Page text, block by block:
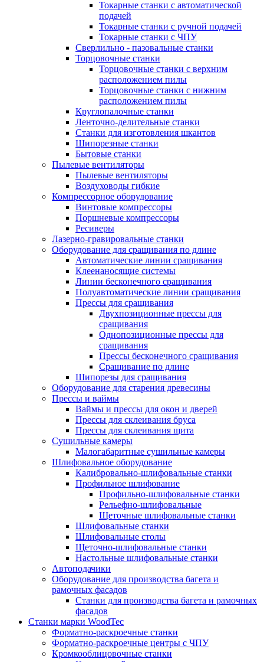
Токарные станки с автоматической
подачей
Токарные станки с ручной подачей
Токарные станки с ЧПУ
Сверлильно - пазовальные станки
Торцовочные станки
Торцовочные станки с верхним
расположением пилы
Торцовочные станки с нижним
расположением пилы
Круглопалочные станки
Ленточно-делительные станки
Станки для изготовления шкантов
Шипорезные станки
Бытовые станки
Пылевые вентиляторы
Пылевые вентиляторы
Воздуховоды гибкие
Компрессорное оборудование
Винтовые компрессоры
Поршневые компрессоры
Ресиверы
Лазерно-гравировальные станки
Оборудование для сращивания по длине
Автоматические линии сращивания
Клеенаносящие системы
Линии бесконечного сращивания
Полуавтоматические линии сращивания
Прессы для сращивания
Двухпозиционные прессы для
сращивания
Однопозиционные прессы для
сращивания
Прессы бесконечного сращивания
Сращивание по длине
Шипорезы для сращивания
Оборудование для старения древесины
Прессы и ваймы
Ваймы и прессы для окон и дверей
Прессы для склеивания бруса
Прессы для склеивания щита
Сушильные камеры
Малогабаритные сушильные камеры
Шлифовальное оборудование
Калибровально-шлифовальные станки
Профильное шлифование
Профильно-шлифовальные станки
Рельефно-шлифовальные
Щеточные шлифовальные станки
Шлифовальные станки
Шлифовальные столы
Щеточно-шлифовальные станки
Настольные шлифовальные станки
Автоподачики
Оборудование для производства багета и
рамочных фасадов
Станки для производства багета и рамочных
фасадов
Станки марки WoodTec
Форматно-раскроечные станки
Форматно-раскроечные центры с ЧПУ
Кромкооблицовочные станки